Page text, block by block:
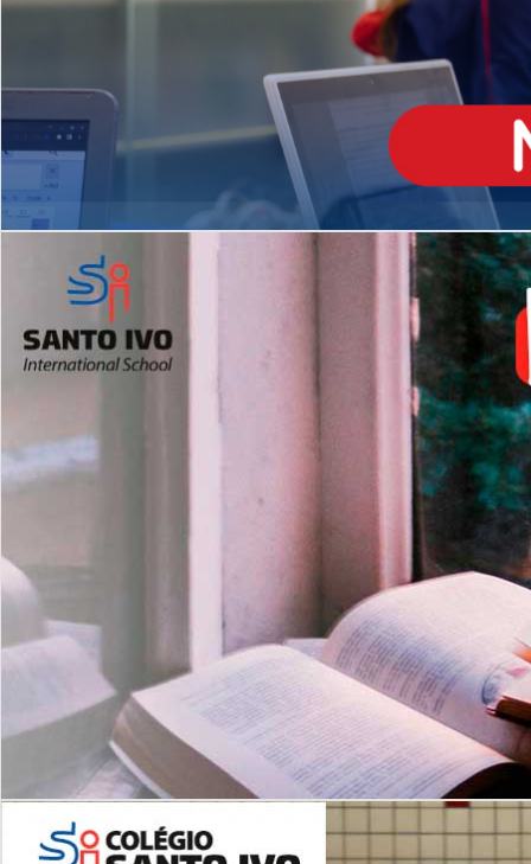
Matrículas Abertas 2026
Leituras Literárias
MÉDIO
igh School
Dupla Diplomação
2º AO 5º ANO FUNDAMENTAL
es
Com imersão Bilingue - Anos
Finais
6º AO 9º ANO FUNDAMENTAL
Inglês: Turmas Reduzidas
(Proficiência)